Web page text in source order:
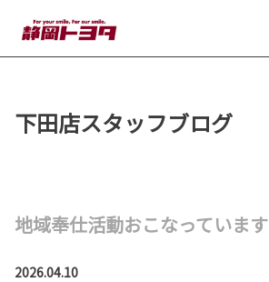
下田店スタッフブログ
地域奉仕活動おこなっています
2026.04.10